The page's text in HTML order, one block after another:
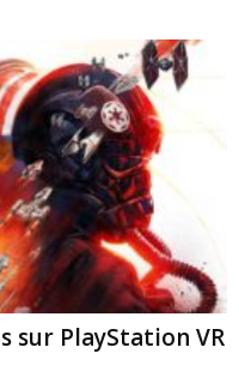
sur PlayStation VR